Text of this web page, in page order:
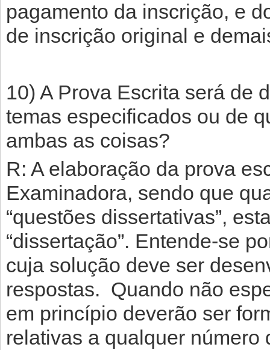
pagamento da inscrição, e
de inscrição original e
10) A Prova Escrita será de
temas especificados ou de
ambas as coisas?
R: A elaboração da prova
Examinadora, sendo que
“questões dissertativas”,
“dissertação”. Entende-se
cuja solução deve ser
respostas. Quando não
em princípio deverão ser
relativas a qualquer